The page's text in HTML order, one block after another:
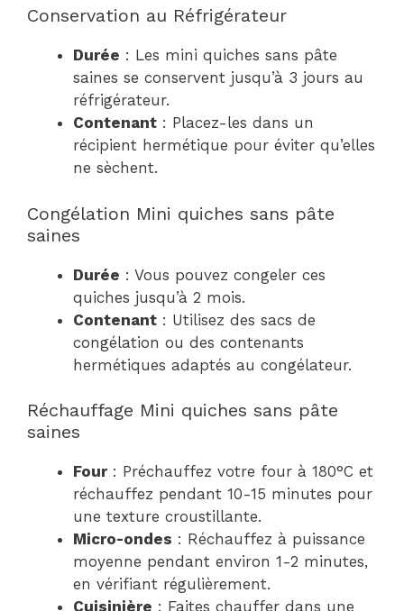
Conservation au Réfrigérateur
Durée : Les mini quiches sans pâte
saines se conservent jusqu’à 3 jours au
réfrigérateur.
Contenant : Placez-les dans un
récipient hermétique pour éviter qu’elles
ne sèchent.
Congélation Mini quiches sans pâte
saines
Durée : Vous pouvez congeler ces
quiches jusqu’à 2 mois.
Contenant : Utilisez des sacs de
congélation ou des contenants
hermétiques adaptés au congélateur.
Réchauffage Mini quiches sans pâte
saines
Four: Préchauffez votre four à 180°C et
réchauffez pendant 10-15 minutes pour
une texture croustillante.
Micro-ondes : Réchauffez à puissance
moyenne pendant environ 1-2 minutes,
en vérifiant régulièrement.
Cuisinière : Faites chauffer dans une